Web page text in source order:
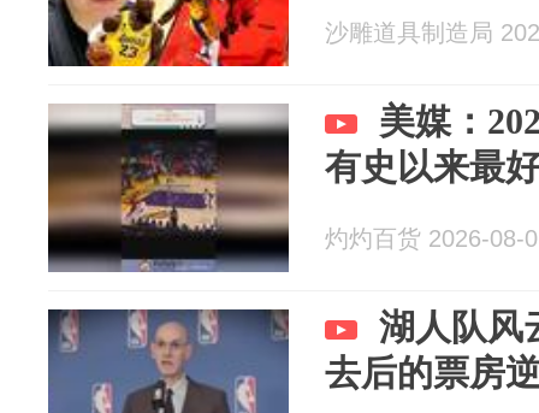
沙雕道具制造局
美媒：
有史以来最
灼灼百货 2026-08-
湖人队风
去后的票房